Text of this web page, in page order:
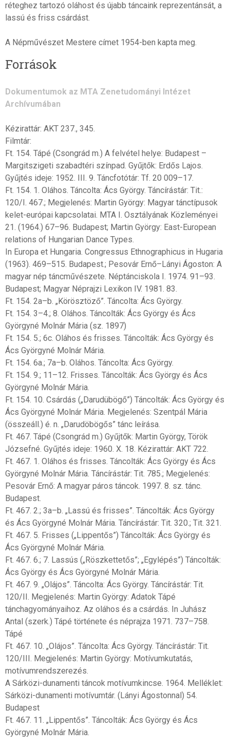
réteghez tartozó oláhost és újabb táncaink reprezentánsát, a
lassú és friss csárdást.
A Népművészet Mestere címet 1954-ben kapta meg.
Források
Dokumentumok az MTA Zenetudományi Intézet
Archívumában
Kézirattár: AKT 237., 345.
Filmtár:
Ft. 154. Tápé (Csongrád m.) A felvétel helye: Budapest –
Margitszigeti szabadtéri színpad. Gyűjtők: Erdős Lajos.
Gyűjtés ideje: 1952. III. 9. Táncfotótár: Tf. 20 009–17.
Ft. 154. 1. Oláhos. Táncolta: Ács György. Táncírástár: Tit.:
120/I. 467.; Megjelenés: Martin György: Magyar tánctípusok
kelet-európai kapcsolatai. MTA I. Osztályának Közleményei
21. (1964.) 67–96. Budapest; Martin György: East-European
relations of Hungarian Dance Types.
In Europa et Hungaria. Congressus Ethnographicus in Hugaria
(1963). 469–515. Budapest.; Pesovár Ernő–Lányi Ágoston: A
magyar nép táncművészete. Néptánciskola I. 1974. 91–93.
Budapest; Magyar Néprajzi Lexikon IV. 1981. 83.
Ft. 154. 2a–b. „Körösztöző”. Táncolta: Ács György.
Ft. 154. 3–4.; 8. Oláhos. Táncolták: Ács György és Ács
Györgyné Molnár Mária (sz. 1897)
Ft. 154. 5.; 6c. Oláhos és frisses. Táncolták: Ács György és
Ács Györgyné Molnár Mária.
Ft. 154. 6a.; 7a–b. Oláhos. Táncolta: Ács György.
Ft. 154. 9.; 11–12. Frisses. Táncolták: Ács György és Ács
Györgyné Molnár Mária.
Ft. 154. 10. Csárdás („Darudübögő”) Táncolták: Ács György és
Ács Györgyné Molnár Mária. Megjelenés: Szentpál Mária
(összeáll.) é. n. „Darudöbögős” tánc leírása.
Ft. 467. Tápé (Csongrád m.) Gyűjtők: Martin György, Török
Józsefné. Gyűjtés ideje: 1960. X. 18. Kézirattár: AKT 722.
Ft. 467. 1. Oláhos és frisses. Táncolták: Ács György és Ács
Györgyné Molnár Mária. Táncírástár: Tit. 785.; Megjelenés:
Pesovár Ernő: A magyar páros táncok. 1997. 8. sz. tánc.
Budapest.
Ft. 467. 2.; 3a–b. „Lassú és frisses”. Táncolták: Ács György
és Ács Györgyné Molnár Mária. Táncírástár: Tit. 320.; Tit. 321.
Ft. 467. 5. Frisses („Lippentős”) Táncolták: Ács György és
Ács Györgyné Molnár Mária.
Ft. 467. 6.; 7. Lassús („Röszkettetős”; „Egylépés”) Táncolták:
Ács György és Ács Györgyné Molnár Mária.
Ft. 467. 9. „Olájos”. Táncolta: Ács György. Táncírástár: Tit.
120/II. Megjelenés: Martin György: Adatok Tápé
tánchagyományaihoz. Az oláhos és a csárdás. In Juhász
Antal (szerk.) Tápé története és néprajza 1971. 737–758.
Tápé
Ft. 467. 10. „Olájos”. Táncolta: Ács György. Táncírástár: Tit.
120/III. Megjelenés: Martin György: Motívumkutatás,
motívumrendszerezés.
A Sárközi-dunamenti táncok motívumkincse. 1964. Melléklet:
Sárközi-dunamenti motívumtár. (Lányi Ágostonnal) 54.
Budapest
Ft. 467. 11. „Lippentős”. Táncolták: Ács György és Ács
Györgyné Molnár Mária.